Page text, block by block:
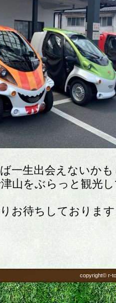
一生出会えないか
山をぶらっと観光
お待ちしておりま
copyright© r-